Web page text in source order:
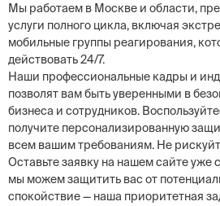
Мы работаем в Москве и области,
услуги полного цикла, включая
мобильные группы реагирования,
действовать 24/7.
Наши профессиональные кадры и
позволят вам быть уверенными в
бизнеса и сотрудников.
получите персонализированную
всем вашим требованиям. Не
Оставьте заявку на нашем сайте уже
мы можем защитить вас от
спокойствие — наша приоритетная